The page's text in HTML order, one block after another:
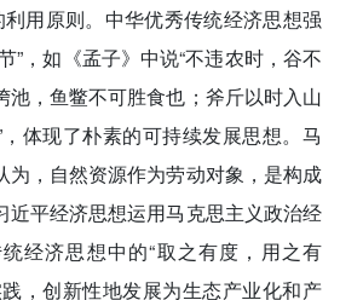
利用原则。中华优秀传统经济思想强
”，如《孟子》中说“不违农时，谷不
池，鱼鳖不可胜食也；斧斤以时入山
体现了朴素的可持续发展思想。马
为，自然资源作为劳动对象，是构成
近平经济思想运用马克思主义政治经
经济思想中的“取之有度，用之有
，创新性地发展为生态产业化和产